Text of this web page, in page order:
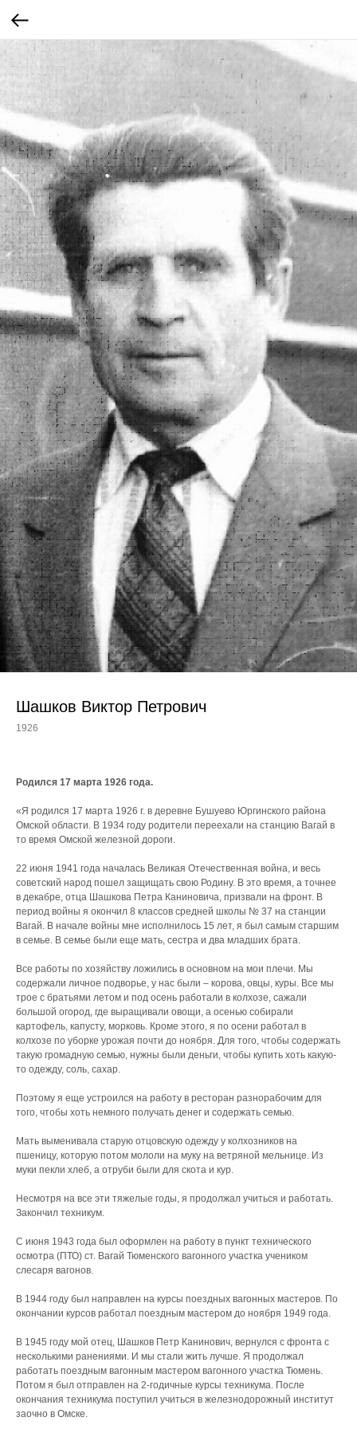
Шашков Виктор Петрович
1926
Родился 17 марта 1926 года.
«Я родился 17 марта 1926 г. в деревне Бушуево Юргинского района
Омской области. В 1934 году родители переехали на станцию Вагай в
то время Омской железной дороги.
22 июня 1941 года началась Великая Отечественная война, и весь
советский народ пошел защищать свою Родину. В это время, а точнее
в декабре, отца Шашкова Петра Каниновича, призвали на фронт. В
период войны я окончил 8 классов средней школы № 37 на станции
Вагай. В начале войны мне исполнилось 15 лет, я был самым старшим
в семье. В семье были еще мать, сестра и два младших брата.
Все работы по хозяйству ложились в основном на мои плечи. Мы
содержали личное подворье, у нас были – корова, овцы, куры. Все мы
трое с братьями летом и под осень работали в колхозе, сажали
большой огород, где выращивали овощи, а осенью собирали
картофель, капусту, морковь. Кроме этого, я по осени работал в
колхозе по уборке урожая почти до ноября. Для того, чтобы содержать
такую громадную семью, нужны были деньги, чтобы купить хоть какую-
то одежду, соль, сахар.
Поэтому я еще устроился на работу в ресторан разнорабочим для
того, чтобы хоть немного получать денег и содержать семью.
Мать выменивала старую отцовскую одежду у колхозников на
пшеницу, которую потом мололи на муку на ветряной мельнице. Из
муки пекли хлеб, а отруби были для скота и кур.
Несмотря на все эти тяжелые годы, я продолжал учиться и работать.
Закончил техникум.
С июня 1943 года был оформлен на работу в пункт технического
осмотра (ПТО) ст. Вагай Тюменского вагонного участка учеником
слесаря вагонов.
В 1944 году был направлен на курсы поездных вагонных мастеров. По
окончании курсов работал поездным мастером до ноября 1949 года.
В 1945 году мой отец, Шашков Петр Канинович, вернулся с фронта с
несколькими ранениями. И мы стали жить лучше. Я продолжал
работать поездным вагонным мастером вагонного участка Тюмень.
Потом я был отправлен на 2-годичные курсы техникума. После
окончания техникума поступил учиться в железнодорожный институт
заочно в Омске.